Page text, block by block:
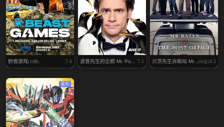
野兽游戏(10期) 7.6 波普先生的企鹅 Mr. Po... 7.5 贝茨先生诉邮局 Mr...(04全)8.5
蓝光